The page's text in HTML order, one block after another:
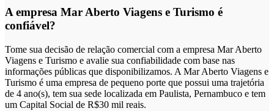
A empresa Mar Aberto Viagens e Turismo é
confiável?
Tome sua decisão de relação comercial com a empresa Mar Aberto
Viagens e Turismo e avalie sua confiabilidade com base nas
informações públicas que disponibilizamos. A Mar Aberto Viagens e
Turismo é uma empresa de pequeno porte que possui uma trajetória
de 4 ano(s), tem sua sede localizada em Paulista, Pernambuco e tem
um Capital Social de R$30 mil reais.